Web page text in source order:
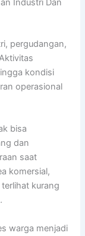
Industri Dan
pergudangan,
kondisi
operasional
bisa
dan
saat
komersial,
kurang
warga menjadi